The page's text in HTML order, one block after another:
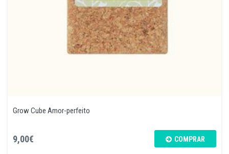
Grow Cube Amor-perfeito
9,00€ COMPRAR